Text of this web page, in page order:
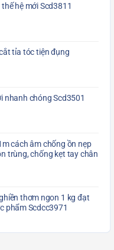
hệ mới Scd3811
tỉa tóc tiện đụng
nhanh chóng Scd3501
cách âm chống ồn nẹp
trùng, chống kẹt tay chân
thơm ngon 1 kg đạt
phẩm Scdcc3971